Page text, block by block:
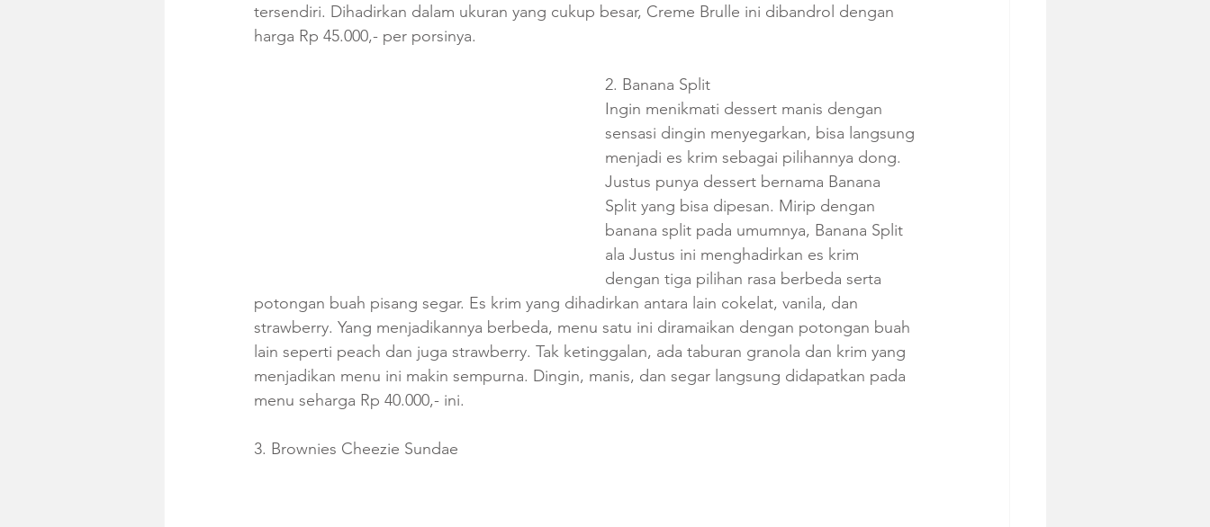
tersendiri. Dihadirkan dalam ukuran yang cukup besar, Creme Brulle ini dibandrol dengan
harga Rp 45.000,- per porsinya.
2. Banana Split
Ingin menikmati dessert manis dengan
sensasi dingin menyegarkan, bisa langsung
menjadi es krim sebagai pilihannya dong.
Justus punya dessert bernama Banana
Split yang bisa dipesan. Mirip dengan
banana split pada umumnya, Banana Split
ala Justus ini menghadirkan es krim
dengan tiga pilihan rasa berbeda serta
potongan buah pisang segar. Es krim yang dihadirkan antara lain cokelat, vanila, dan
strawberry. Yang menjadikannya berbeda, menu satu ini diramaikan dengan potongan buah
lain seperti peach dan juga strawberry. Tak ketinggalan, ada taburan granola dan krim yang
menjadikan menu ini makin sempurna. Dingin, manis, dan segar langsung didapatkan pada
menu seharga Rp 40.000,- ini.
3. Brownies Cheezie Sundae